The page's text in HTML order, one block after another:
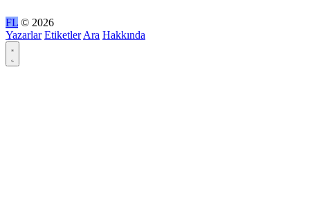
FL © 2026
Yazarlar Etiketler Ara Hakkında